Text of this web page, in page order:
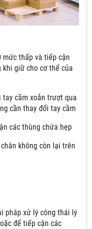
mức thấp và tiếp cận
giữ cho cơ thể của
tay cầm xoắn trượt qua
cần thay đổi tay cầm
các thùng chứa hẹp
không còn lại trên
pháp xử lý công thái lý
để tiếp cận các